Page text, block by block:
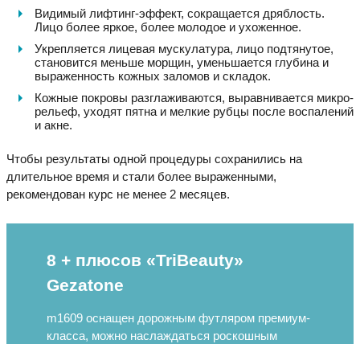
Видимый лифтинг-эффект, сокращается дряблость.
Лицо более яркое, более молодое и ухоженное.
Укрепляется лицевая мускулатура, лицо подтянутое,
становится меньше морщин, уменьшается глубина и
выраженность кожных заломов и складок.
Кожные покровы разглаживаются, выравнивается микро-
рельеф, уходят пятна и мелкие рубцы после воспалений
и акне.
Чтобы результаты одной процедуры сохранились на
длительное время и стали более выраженными,
рекомендован курс не менее 2 месяцев.
8 + плюсов «TriBeauty»
Gezatone
m1609 оснащен дорожным футляром премиум-
класса, можно наслаждаться роскошным